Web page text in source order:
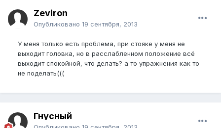
Zeviron
Опубликовано 19 сентября, 2013
У меня только есть проблема, при стояке у меня не
выходит головка, но в расслабленном положение всё
выходит спокойной, что делать? а то упражнения как то
не поделать(((
Гнусный